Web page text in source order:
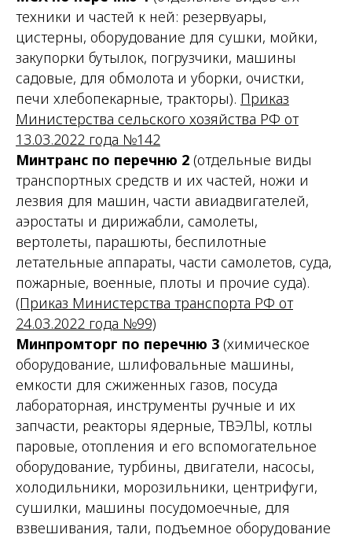
техники и частей к ней: резервуары,
цистерны, оборудование для сушки, мойки,
закупорки бутылок, погрузчики, машины
садовые, для обмолота и уборки, очистки,
печи хлебопекарные, тракторы). Приказ
Министерства сельского хозяйства РФ от
13.03.2022 года №142
Минтранс по перечню 2 (отдельные виды
транспортных средств и их частей, ножи и
лезвия для машин, части авиадвигателей,
аэростаты и дирижабли, самолеты,
вертолеты, парашюты, беспилотные
летательные аппараты, части самолетов, суда,
пожарные, военные, плоты и прочие суда).
(Приказ Министерства транспорта РФ от
24.03.2022 года №99)
Минпромторг по перечню 3 (химическое
оборудование, шлифовальные машины,
емкости для сжиженных газов, посуда
лабораторная, инструменты ручные и их
запчасти, реакторы ядерные, ТВЭЛЫ, котлы
паровые, отопления и его вспомогательное
оборудование, турбины, двигатели, насосы,
холодильники, морозильники, центрифуги,
сушилки, машины посудомоечные, для
взвешивания, тали, подъемное оборудование